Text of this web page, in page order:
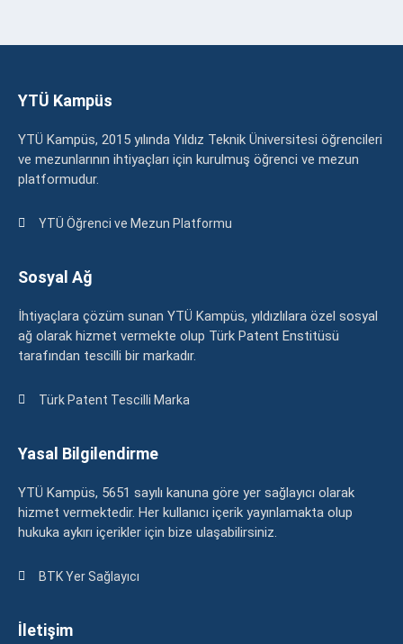
YTÜ Kampüs
YTÜ Kampüs, 2015 yılında Yıldız Teknik Üniversitesi öğrencileri
ve mezunlarının ihtiyaçları için kurulmuş öğrenci ve mezun
platformudur.
YTÜ Öğrenci ve Mezun Platformu
Sosyal Ağ
İhtiyaçlara çözüm sunan YTÜ Kampüs, yıldızlılara özel sosyal
ağ olarak hizmet vermekte olup Türk Patent Enstitüsü
tarafından tescilli bir markadır.
Türk Patent Tescilli Marka
Yasal Bilgilendirme
YTÜ Kampüs, 5651 sayılı kanuna göre yer sağlayıcı olarak
hizmet vermektedir. Her kullanıcı içerik yayınlamakta olup
hukuka aykırı içerikler için bize ulaşabilirsiniz.
BTK Yer Sağlayıcı
İletişim